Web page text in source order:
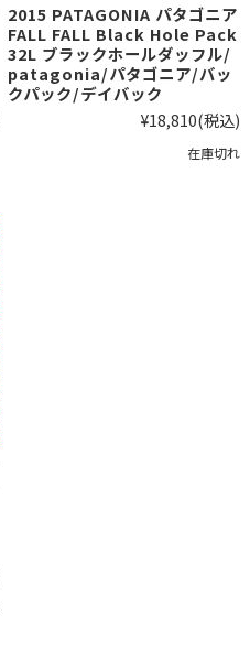
2015 PATAGONIA パタゴニア
FALL FALL Black Hole Pack
32L ブラックホールダッフル/
patagonia/パタゴニア/バッ
クパック/デイバック
¥18,810(税込)
在庫切れ